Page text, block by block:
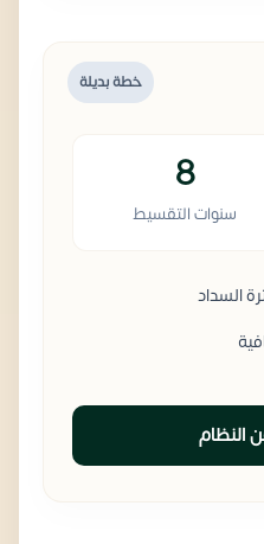
خطة بديلة
8
سنوات التقسيط
السداد
النظام